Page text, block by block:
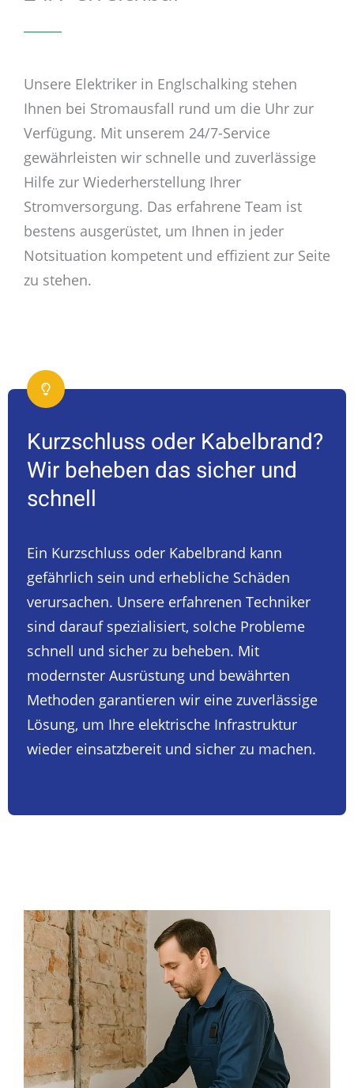
Unsere Elektriker in Englschalking stehen
Ihnen bei Stromausfall rund um die Uhr zur
Verfügung. Mit unserem 24/7-Service
gewährleisten wir schnelle und zuverlässige
Hilfe zur Wiederherstellung Ihrer
Stromversorgung. Das erfahrene Team ist
bestens ausgerüstet, um Ihnen in jeder
Notsituation kompetent und effizient zur Seite
zu stehen.
Kurzschluss oder Kabelbrand?
Wir beheben das sicher und
schnell
Ein Kurzschluss oder Kabelbrand kann
gefährlich sein und erhebliche Schäden
verursachen. Unsere erfahrenen Techniker
sind darauf spezialisiert, solche Probleme
schnell und sicher zu beheben. Mit
modernster Ausrüstung und bewährten
Methoden garantieren wir eine zuverlässige
Lösung, um Ihre elektrische Infrastruktur
wieder einsatzbereit und sicher zu machen.